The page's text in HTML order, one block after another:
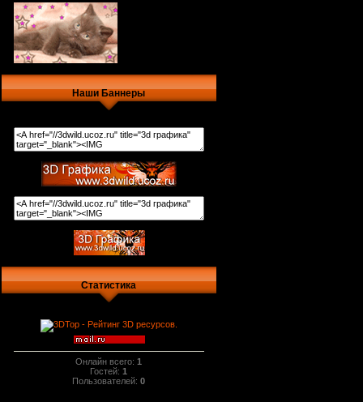
Наши Баннеры
Статистика
Онлайн всего:1
Гостей:1
Пользователей:0